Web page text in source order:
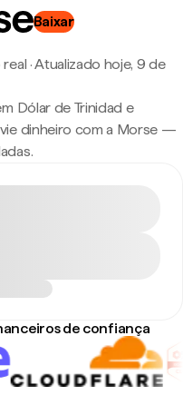
Baixar
real ·Atualizado hoje, 9 de
Dólar de Trinidad e
dinheiro com a Morse —
de confiança